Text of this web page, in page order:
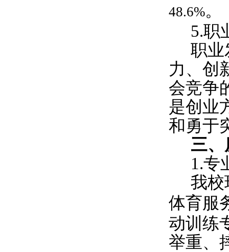
48.6%。
5.职
职业
力、创
会竞争
是创业
和勇于
三、
1.专
我校
体育服
动训练
举重、